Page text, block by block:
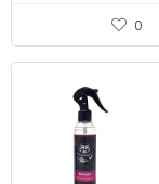
0